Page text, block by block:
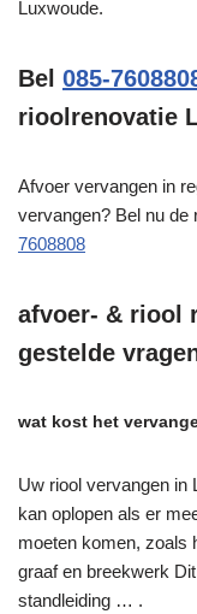
Luxwoude.
Bel 085-
rioolrenovatie
Afvoer vervangen in
vervangen? Bel nu de
7608808
afvoer- & riool
gestelde
wat kost het
Uw riool vervangen in
kan oplopen als er
moeten komen, zoals
graaf en breekwerk
standleiding … .